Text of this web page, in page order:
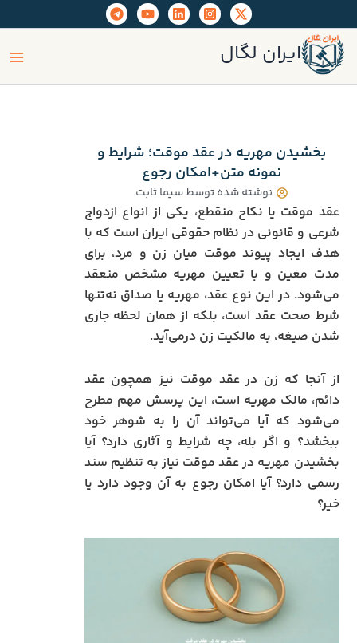
به
محتوا
ایران لگال
بخشیدن مهریه در عقد موقت؛ شرایط و
نمونه متن+امکان رجوع
نوشته شده توسطسیما ثابت
عقد موقت یا نکاح منقطع، یکی از انواع ازدواج
شرعی و قانونی در نظام حقوقی ایران است که با
هدف ایجاد پیوند موقت میان زن و مرد، برای
مدت معین و با تعیین مهریه مشخص منعقد
می‌شود. در این نوع عقد، مهریه یا صداق نه‌تنها
شرط صحت عقد است، بلکه از همان لحظه جاری
شدن صیغه، به مالکیت زن درمی‌آید.
از آنجا که زن در عقد موقت نیز همچون عقد
دائم، مالک مهریه است، این پرسش مهم مطرح
می‌شود که آیا می‌تواند آن را به شوهر خود
ببخشد؟ و اگر بله، چه شرایط و آثاری دارد؟ آیا
بخشیدن مهریه در عقد موقت نیاز به تنظیم سند
رسمی دارد؟ آیا امکان رجوع به آن وجود دارد یا
خیر؟